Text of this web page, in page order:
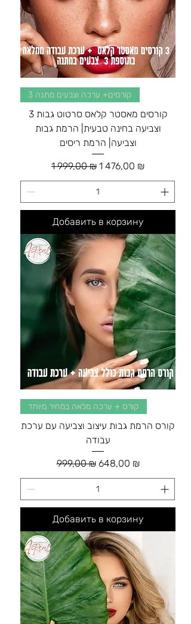
3 קורסים+ ערכה וצבעים מתנה
3 קורסים מאסטר קלאס סרטוט גבות
וצביעה בחינה טבעית| הרמת גבות
וצביעה| הרמת ריסים
Обычная цена
1 999,00 ₪ Цена со скидкой
1 476,00 ₪
Добавить в корзину
קורס + ערכה מלאה במחיר מיוחד
קורס הרמת גבות עיצוב וצביעה עם ערכת
עבודה
Обычная цена
999,00 ₪ Цена со скидкой
648,00 ₪
Добавить в корзину